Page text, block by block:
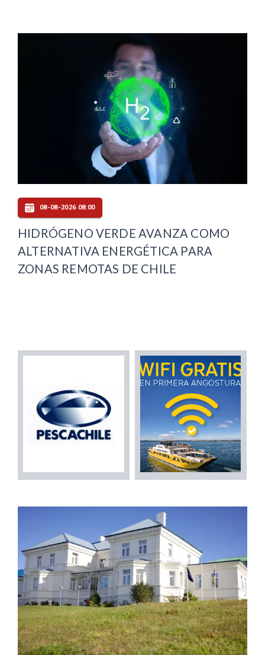
08-08-2026 08:00
HIDRÓGENO VERDE AVANZA COMO
ALTERNATIVA ENERGÉTICA PARA
ZONAS REMOTAS DE CHILE